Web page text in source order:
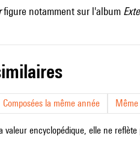
figure notamment sur l'album
Composées la même année
valeur encyclopédique, elle ne